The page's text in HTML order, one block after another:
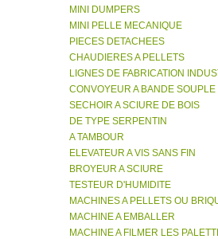
MINI DUMPERS
MINI PELLE MECANIQUE
PIECES DETACHEES
CHAUDIERES A PELLETS
LIGNES DE FABRICATION
CONVOYEUR A BANDE SOUPLE
SECHOIR A SCIURE DE BOIS
DE TYPE SERPENTIN
A TAMBOUR
ELEVATEUR A VIS SANS FIN
BROYEUR A SCIURE
TESTEUR D'HUMIDITE
MACHINES A PELLETS OU
MACHINE A EMBALLER
MACHINE A FILMER LES